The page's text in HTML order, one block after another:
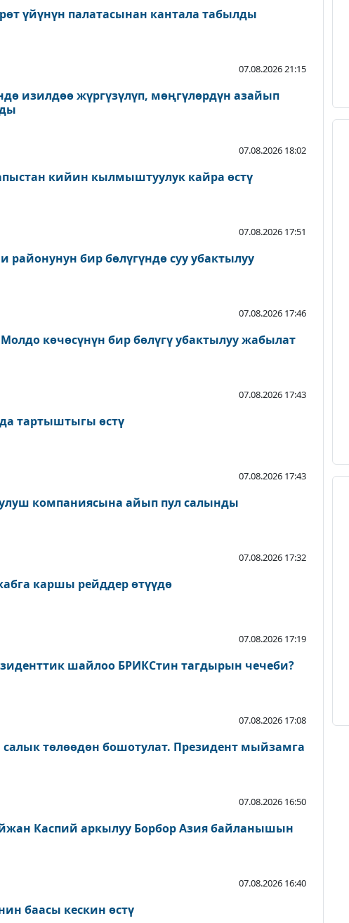
үйүнүн палатасынан кантала табылды
07.08.2026 21:15
изилдөө жүргүзүлүп, мөңгүлөрдүн азайып
07.08.2026 18:02
кийин кылмыштуулук кайра өстү
07.08.2026 17:51
районунун бир бөлүгүндө суу убактылуу
07.08.2026 17:46
көчөсүнүн бир бөлүгү убактылуу жабылат
07.08.2026 17:43
тартыштыгы өстү
07.08.2026 17:43
компаниясына айып пул салынды
07.08.2026 17:32
каршы рейддер өтүүдө
07.08.2026 17:19
шайлоо БРИКСтин тагдырын чечеби?
07.08.2026 17:08
салык төлөөдөн бошотулат. Президент мыйзамга
07.08.2026 16:50
Каспий аркылуу Борбор Азия байланышын
07.08.2026 16:40
баасы кескин өстү